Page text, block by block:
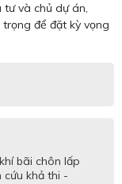
tư và chủ dự án,
để đặt kỳ vọng
bãi chôn lấp
cứu khả thi -